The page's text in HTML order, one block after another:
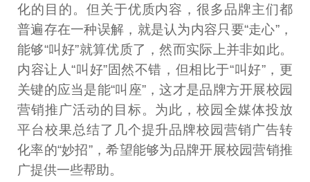
化的目的。但关于优质内容，很多品牌主们都
普遍存在一种误解，就是认为内容只要“走心”，
能够“叫好”就算优质了，然而实际上并非如此。
内容让人“叫好”固然不错，但相比于“叫好”，更
关键的应当是能“叫座”，这才是品牌方开展校园
营销推广活动的目标。为此，校园全媒体投放
平台校果总结了几个提升品牌校园营销广告转
化率的“妙招”，希望能够为品牌开展校园营销推
广提供一些帮助。